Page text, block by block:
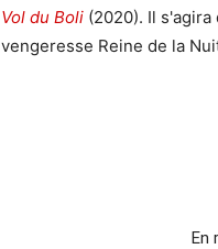
du Boli (2020). Il
Reine de la
En